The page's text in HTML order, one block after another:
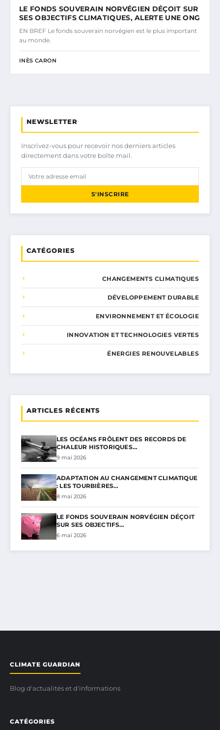
LE FONDS SOUVERAIN NORVÉGIEN DÉÇOIT SUR
SES OBJECTIFS CLIMATIQUES, ALERTE UNE ONG
EN BREF Le fonds souverain norvégien est le plus important
au monde.
INÈS CARON
NEWSLETTER
Inscrivez-vous pour recevoir nos derniers articles
directement dans votre boîte mail.
S'INSCRIRE
CATÉGORIES
CHANGEMENTS CLIMATIQUES
DÉVELOPPEMENT DURABLE
ENVIRONNEMENT ET ÉCOLOGIE
INNOVATION ET TECHNOLOGIES VERTES
ÉNERGIES RENOUVELABLES
ARTICLES RÉCENTS
LES OCÉANS FRÔLENT DES RECORDS DE
CHALEUR HISTORIQUES…
9 mai 2026
ADAPTATION AU CHANGEMENT CLIMATIQUE
: LES TOURBIÈRES…
8 mai 2026
LE FONDS SOUVERAIN NORVÉGIEN DÉÇOIT
SUR SES OBJECTIFS…
6 mai 2026
CLIMATE GUARDIAN
Blog d'actualités et d'informations
CATÉGORIES